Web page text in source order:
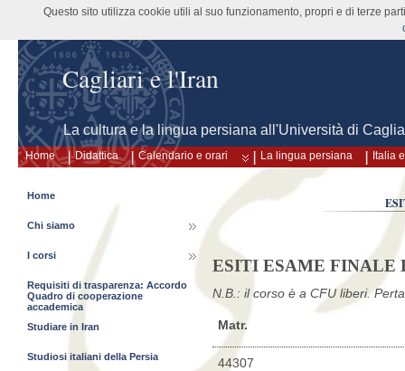
Cagliari e l'Iran
La cultura e la lingua persiana all'Università di
Home Didattica Calendario e orari La lingua persiana Italia
ESITI ESAME FINALE
N.B.: il corso è a CFU liberi.
Matr.
44307
Home
Chi siamo
I corsi
Requisiti di trasparenza: Accordo
Quadro di cooperazione
accademica
Studiare in Iran
Studiosi italiani della Persia
Questo sito utilizza cookie utili al suo funzionamento, propri e di terze